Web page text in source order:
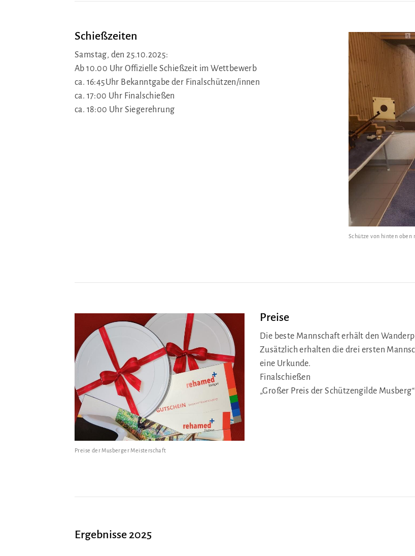
Schütze von hinten oben
Schießzeiten
Samstag, den 25.10.2025:
Ab 10.00 Uhr Offizielle Schießzeit im Wettbewerb
ca. 16:45Uhr Bekanntgabe der Finalschützen/innen
ca. 17:00 Uhr Finalschießen
ca. 18:00 Uhr Siegerehrung
Preise der Musberger Meisterschaft
Preise
Die beste Mannschaft erhält den
Zusätzlich erhalten die drei ersten
eine Urkunde.
Finalschießen
„Großer Preis der Schützengilde Musberg“
Ergebnisse 2025